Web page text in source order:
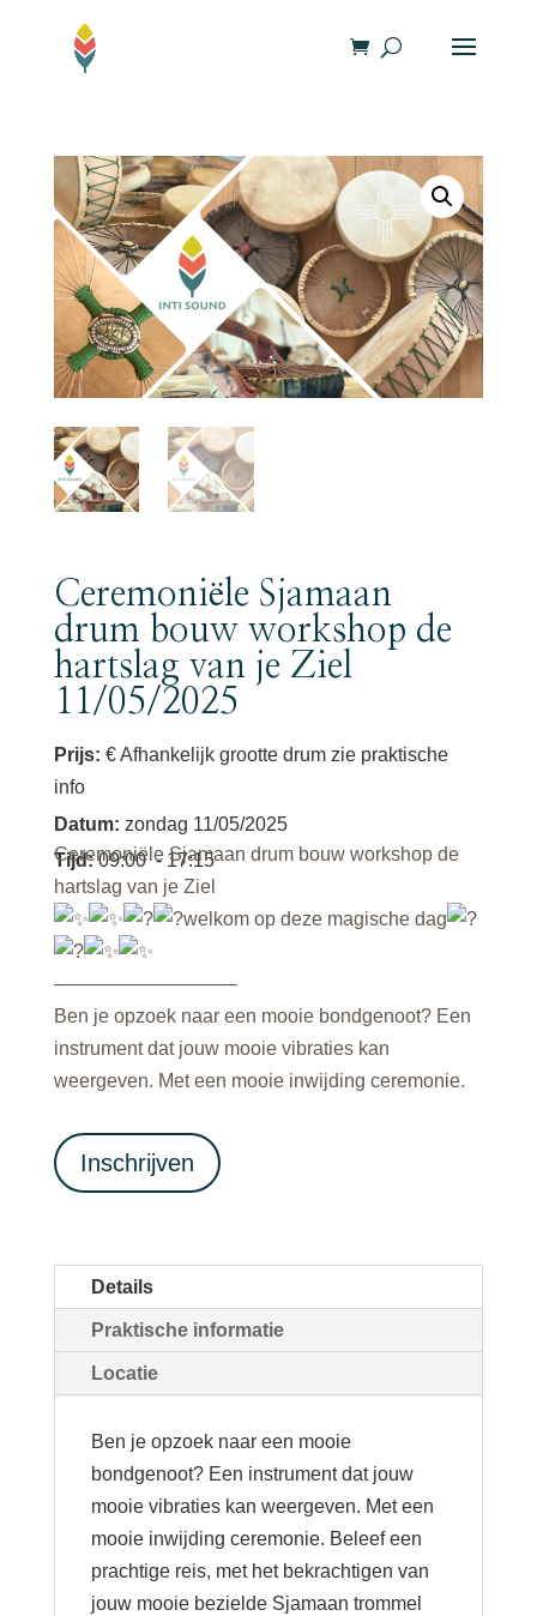
Ceremoniële Sjamaan
drum bouw workshop de
hartslag van je Ziel
11/05/2025
Prijs: € Afhankelijk grootte drum zie praktische
info
Datum: zondag 11/05/2025
Tijd:09:00 - 17:15
Ceremoniële Sjamaan drum bouw workshop de
hartslag van je Ziel
welkom op deze magische dag
—————————–
Ben je opzoek naar een mooie bondgenoot? Een
instrument dat jouw mooie vibraties kan
weergeven. Met een mooie inwijding ceremonie.
Inschrijven
Details
Praktische informatie
Locatie
Ben je opzoek naar een mooie
bondgenoot? Een instrument dat jouw
mooie vibraties kan weergeven. Met een
mooie inwijding ceremonie. Beleef een
prachtige reis, met het bekrachtigen van
jouw mooie bezielde Sjamaan trommel